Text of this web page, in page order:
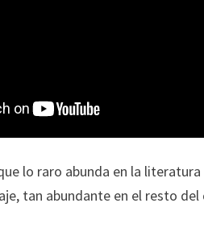
lo raro abunda en la
tan abundante en el resto